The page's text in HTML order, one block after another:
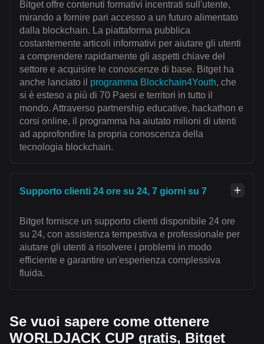
Bitget offre contenuti formativi incentrati sull'utente,
mirando a fornire pari accesso a un futuro alimentato
dalla blockchain. La piattaforma pubblica
costantemente articoli informativi per aiutare gli utenti
a comprendere rapidamente gli aspetti chiave del
settore e acquisire le conoscenze di base. Bitget ha
anche lanciato il programma Blockchain4Youth, che
si è esteso a più di 70 Paesi e territori in tutto il
mondo. Attraverso partnership educative, hackathon e
corsi online, il programma ha aiutato milioni di utenti
ad approfondire la propria conoscenza della
tecnologia blockchain.
Supporto clienti 24 ore su 24, 7 giorni su 7
Bitget fornisce un supporto clienti disponibile 24 ore
su 24, con assistenza tempestiva e professionale per
aiutare gli utenti a risolvere i problemi in modo
efficiente e garantire un'esperienza complessiva
fluida.
Se vuoi sapere come ottenere
WORLDJACK CUP gratis, Bitget